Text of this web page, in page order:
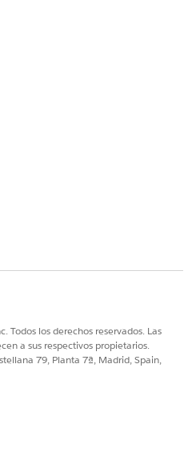
Todos los derechos reservados. Las
a sus respectivos propietarios.
79, Planta 7ª, Madrid, Spain,